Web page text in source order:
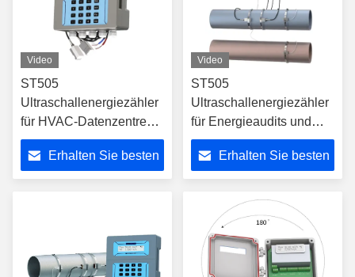
Video
ST505
Ultraschallenergiezähler
für HVAC-Datenzentren
und U-Bahn-Systeme zur
Messung des
Wärmeverbrauchs und
Erhalten Sie besten
Video
ST505
Ultraschallenergiezähler
für Energieaudits und
Kosteneinsparungen bei
Heiz- und
Kälteanwendungen von
Gewerbegebäuden
Erhalten Sie besten